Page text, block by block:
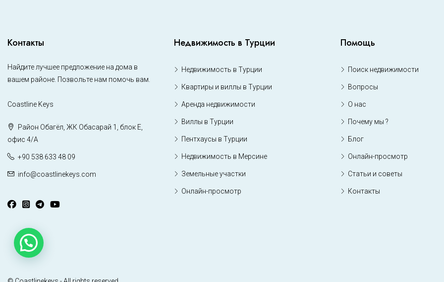
Контакты
Найдите лучшее предложение на дома в
вашем районе. Позвольте нам помочь вам.
Coastline Keys
Район Обагёл, ЖК Обасарай 1, блок Е,
офис 4/А
+90 538 633 48 09
info@coastlinekeys.com
Недвижимость в Турции
Недвижимость в Турции
Квартиры и виллы в Турции
Аренда недвижимости
Виллы в Турции
Пентхаусы в Турции
Недвижимость в Мерсине
Земельные участки
Онлайн-просмотр
Помощь
Поиск недвижимости
Вопросы
О нас
Почему мы ?
Блог
Онлайн-просмотр
Статьи и советы
Контакты